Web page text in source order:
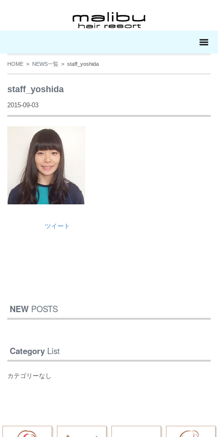
HOME > NEWS一覧 > staff_yoshida
staff_yoshida
2015-09-03
ツイート
NEW POSTS
Category List
カテゴリーなし